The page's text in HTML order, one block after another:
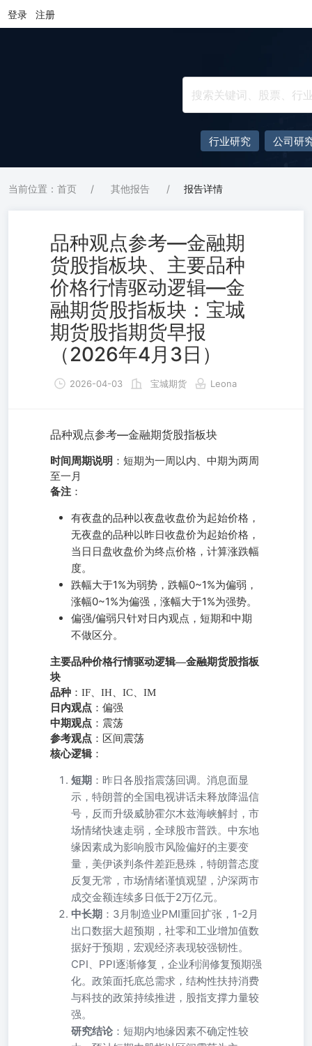
登录 注册
行业研究 公司研
当前位置：首页 / 其他报告 / 报告详情
品种观点参考—金融期
货股指板块、主要品种
价格行情驱动逻辑—金
融期货股指板块：宝城
期货股指期货早报
（2026年4月3日）
2026-04-03 宝城期货 Leona
品种观点参考—金融期货股指板块
时间周期说明 ：短期为一周以内、中期为两周
至一月
备注 ：
有夜盘的品种以夜盘收盘价为起始价格，
无夜盘的品种以昨日收盘价为起始价格，
当日日盘收盘价为终点价格，计算涨跌幅
度。
跌幅大于1%为弱势，跌幅0~1%为偏弱，
涨幅0~1%为偏强，涨幅大于1%为强势。
偏强/偏弱只针对日内观点，短期和中期
不做区分。
主要品种价格行情驱动逻辑—金融期货股指板
块
品种 ：IF、IH、IC、IM
日内观点 ：偏强
中期观点 ：震荡
参考观点 ：区间震荡
核心逻辑：
短期 ：昨日各股指震荡回调。消息面显
示，特朗普的全国电视讲话未释放降温信
号，反而升级威胁霍尔木兹海峡解封，市
场情绪快速走弱，全球股市普跌。中东地
缘因素成为影响股市风险偏好的主要变
量，美伊谈判条件差距悬殊，特朗普态度
反复无常，市场情绪谨慎观望，沪深两市
成交金额连续多日低于2万亿元。
中长期 ：3月制造业PMI重回扩张，1-2月
出口数据大超预期，社零和工业增加值数
据好于预期，宏观经济表现较强韧性。
CPI、PPI逐渐修复，企业利润修复预期强
化。政策面托底总需求，结构性扶持消费
与科技的政策持续推进，股指支撑力量较
强。
研究结论：短期内地缘因素不确定性较